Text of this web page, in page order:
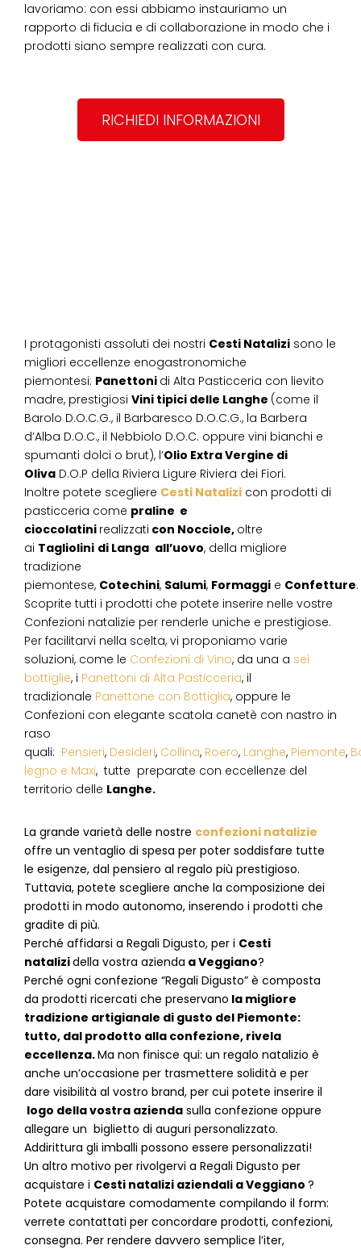
lavoriamo: con essi abbiamo instauriamo un
rapporto di fiducia e di collaborazione in modo che i
prodotti siano sempre realizzati con cura.
RICHIEDI INFORMAZIONI
I protagonisti assoluti dei nostri Cesti Natalizi sono le
migliori eccellenze enogastronomiche
piemontesi: Panettoni di Alta Pasticceria con lievito
madre, prestigiosi Vini tipici delle Langhe (come il
Barolo D.O.C.G., il Barbaresco D.O.C.G., la Barbera
d’Alba D.O.C., il Nebbiolo D.O.C. oppure vini bianchi e
spumanti dolci o brut), l’Olio Extra Vergine di
Oliva D.O.P della Riviera Ligure Riviera dei Fiori.
Inoltre potete scegliere Cesti Natalizi con prodotti di
pasticceria come praline e
cioccolatini realizzati con Nocciole, oltre
ai Tagliolini di Langa all’uovo, della migliore
tradizione
piemontese, Cotechini, Salumi, Formaggi e Confetture.
Scoprite tutti i prodotti che potete inserire nelle vostre
Confezioni natalizie per renderle uniche e prestigiose.
Per facilitarvi nella scelta, vi proponiamo varie
soluzioni, come le Confezioni di Vino, da una a sei
bottiglie, i Panettoni di Alta Pasticceria, il
tradizionale Panettone con Bottiglia, oppure le
Confezioni con elegante scatola canetè con nastro in
raso
quali: Pensieri, Desideri, Collina, Roero, Langhe, Piemonte,
legno e Maxi, tutte preparate con eccellenze del
territorio delle Langhe.
La grande varietà delle nostre confezioni natalizie
offre un ventaglio di spesa per poter soddisfare tutte
le esigenze, dal pensiero al regalo più prestigioso.
Tuttavia, potete scegliere anche la composizione dei
prodotti in modo autonomo, inserendo i prodotti che
gradite di più.
Perché affidarsi a Regali Digusto, per i Cesti
natalizidella vostra azienda aVeggiano?
Perché ogni confezione “Regali Digusto” è composta
da prodotti ricercati che preservano la migliore
tradizione artigianale di gusto del Piemonte:
tutto, dal prodotto alla confezione, rivela
eccellenza.Ma non finisce qui: un regalo natalizio è
anche un’occasione per trasmettere solidità e per
dare visibilità al vostro brand, per cui potete inserire il
logo della vostra azienda sulla confezione oppure
allegare un biglietto di auguri personalizzato.
Addirittura gli imballi possono essere personalizzati!
Un altro motivo per rivolgervi a Regali Digusto per
acquistare i Cesti natalizi aziendali aVeggiano ?
Potete acquistare comodamente compilando il form:
verrete contattati per concordare prodotti, confezioni,
consegna. Per rendere davvero semplice l’iter,